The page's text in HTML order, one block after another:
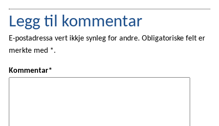
Legg til kommentar
E-postadressa vert ikkje synleg for andre. Obligatoriske felt er
merkte med *.
Kommentar*